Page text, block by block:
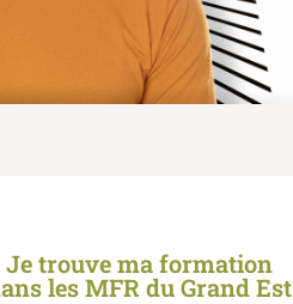
Je trouve ma formation
les MFR du Grand Est